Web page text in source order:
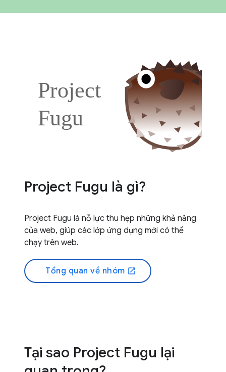
Project Fugu là gì?
Project Fugu là nỗ lực thu hẹp những khả năng
của web, giúp các lớp ứng dụng mới có thể
chạy trên web.
Tổng quan về nhóm open_in_new
Tại sao Project Fugu lại